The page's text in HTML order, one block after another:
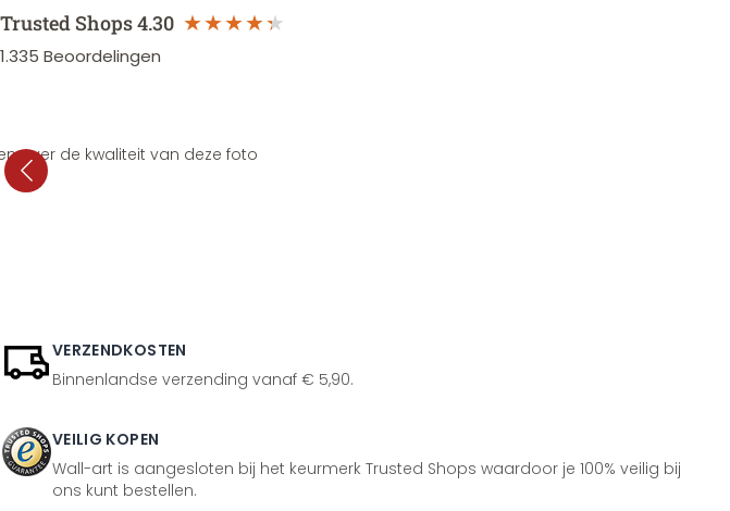
Trusted Shops4.30
1.335 Beoordelingen
over de kwaliteit van deze foto
VERZENDKOSTEN
Binnenlandse verzending vanaf € 5,90.
VEILIG KOPEN
Wall-art is aangesloten bij het keurmerk Trusted Shops waardoor je 100% veilig bij
ons kunt bestellen.